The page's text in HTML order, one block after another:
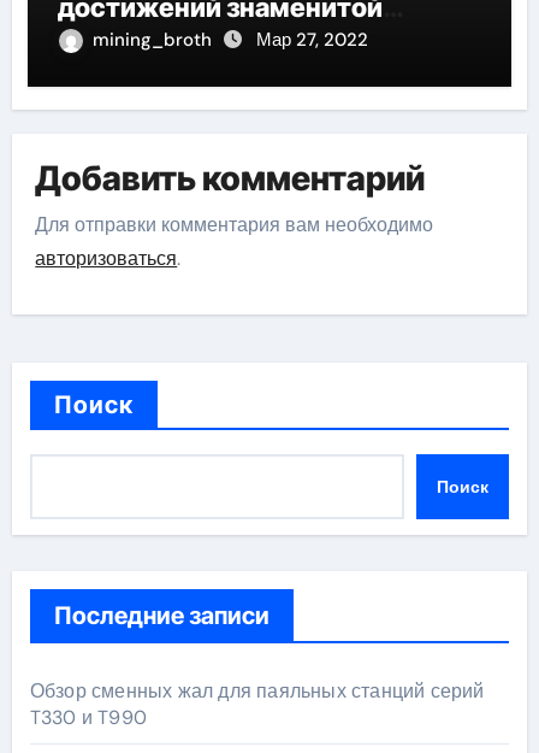
достижений знаменитой
актрисы, восходящей на олимп
mining_broth Мар 27, 2022
Добавить комментарий
Для отправки комментария вам необходимо
авторизоваться.
Поиск
Поиск
Последние записи
Обзор сменных жал для паяльных станций серий
T330 и T990